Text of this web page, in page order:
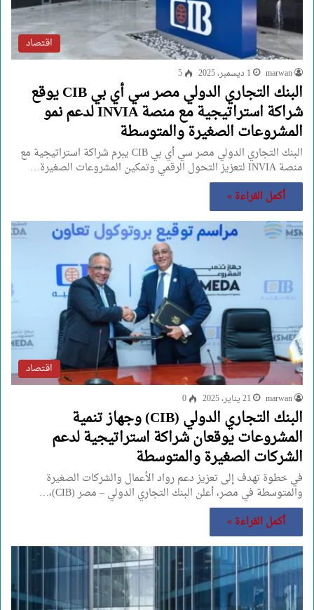
اقتصاد
marwan 1 ديسمبر، 2025 5
البنك التجاري الدولي مصر سي أي بي CIB يوقع
شراكة استراتيجية مع منصة INVIA لدعم نمو
المشروعات الصغيرة والمتوسطة
البنك التجاري الدولي مصر سي أي بي CIB يبرم شراكة استراتيجية مع
منصة INVIA لتعزيز التحول الرقمي وتمكين المشروعات الصغيرة…
أكمل القراءة »
اقتصاد
marwan 21 يناير، 2025 0
البنك التجاري الدولي (CIB) وجهاز تنمية
المشروعات يوقعان شراكة استراتيجية لدعم
الشركات الصغيرة والمتوسطة
في خطوة تهدف إلى تعزيز دعم رواد الأعمال والشركات الصغيرة
والمتوسطة في مصر، أعلن البنك التجاري الدولي – مصر (CIB)،…
أكمل القراءة »